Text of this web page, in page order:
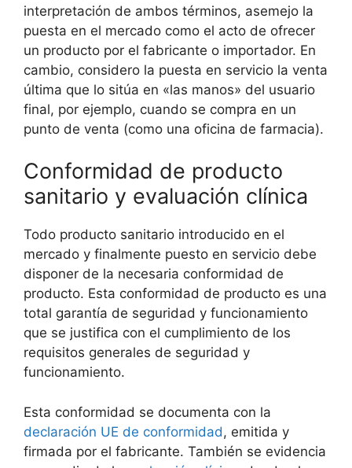
interpretación de ambos términos, asemejo la
puesta en el mercado como el acto de ofrecer
un producto por el fabricante o importador. En
cambio, considero la puesta en servicio la venta
última que lo sitúa en «las manos» del usuario
final, por ejemplo, cuando se compra en un
punto de venta (como una oficina de farmacia).
Conformidad de producto
sanitario y evaluación clínica
Todo producto sanitario introducido en el
mercado y finalmente puesto en servicio debe
disponer de la necesaria conformidad de
producto. Esta conformidad de producto es una
total garantía de seguridad y funcionamiento
que se justifica con el cumplimiento de los
requisitos generales de seguridad y
funcionamiento.
Esta conformidad se documenta con la
declaración UE de conformidad, emitida y
firmada por el fabricante. También se evidencia